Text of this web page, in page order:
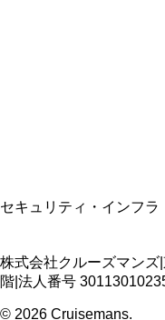
セキュリティ・インフラ
株式会社クルーズマンズ
階 法人番号
© 2026 Cruisemans.